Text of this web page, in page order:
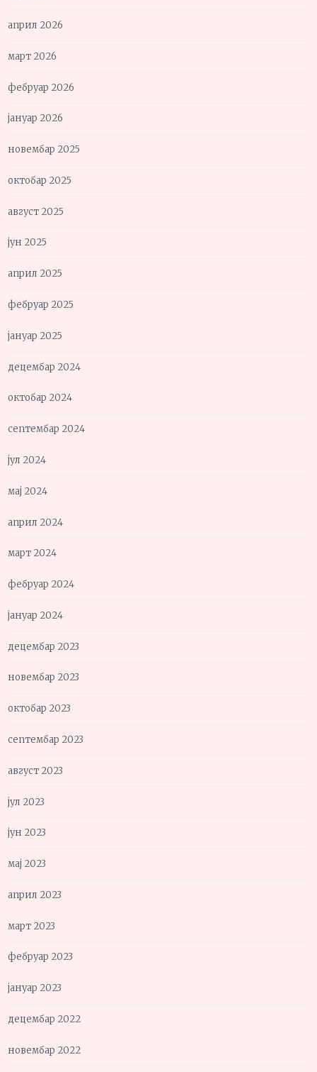
април 2026
март 2026
фебруар 2026
јануар 2026
новембар 2025
октобар 2025
август 2025
јун 2025
април 2025
фебруар 2025
јануар 2025
децембар 2024
октобар 2024
септембар 2024
јул 2024
мај 2024
април 2024
март 2024
фебруар 2024
јануар 2024
децембар 2023
новембар 2023
октобар 2023
септембар 2023
август 2023
јул 2023
јун 2023
мај 2023
април 2023
март 2023
фебруар 2023
јануар 2023
децембар 2022
новембар 2022